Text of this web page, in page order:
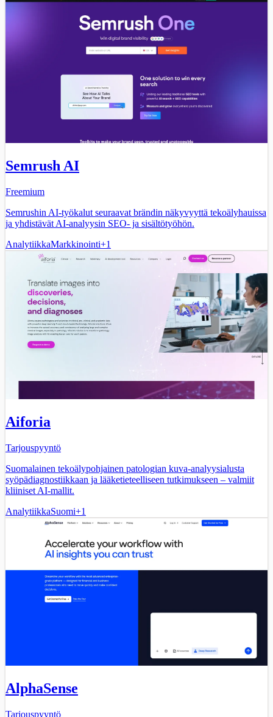
Semrush AI
Freemium
Semrushin AI-työkalut seuraavat brändin näkyvyyttä tekoälyhauissa
ja yhdistävät AI-analyysin SEO- ja sisältötyöhön.
AnalytiikkaMarkkinointi+1
Aiforia
Tarjouspyyntö
Suomalainen tekoälypohjainen patologian kuva-analyysialusta
syöpädiagnostiikkaan ja lääketieteelliseen tutkimukseen – valmiit
kliiniset AI-mallit.
AnalytiikkaSuomi+1
AlphaSense
Tarjouspyyntö